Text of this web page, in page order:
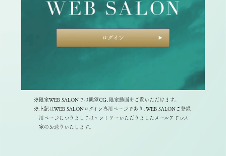
※限定WEB SALONでは眺望CG、限定動画をご覧いただけます。
※上記はWEB SALONログイン専用ページであり、WEB SALONご登録
用ページにつきましてはエントリーいただきましたメールアドレス
宛のお送りいたします。